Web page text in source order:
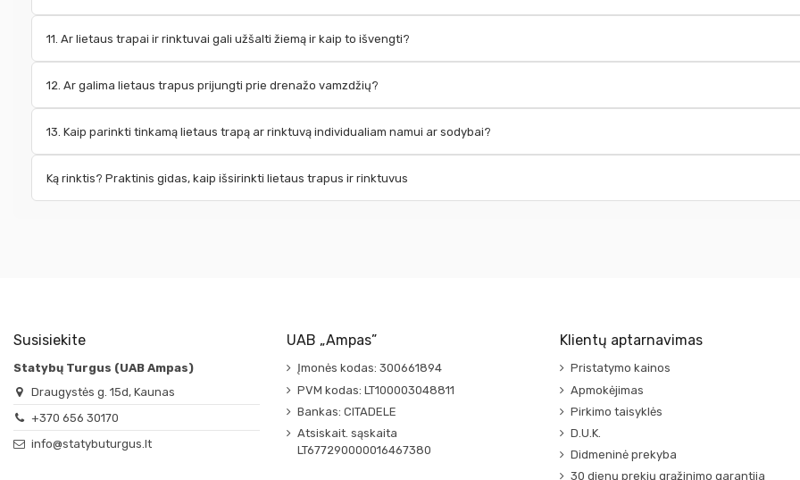
11. Ar lietaus trapai ir rinktuvai gali užšalti žiemą ir kaip to išvengti?
12. Ar galima lietaus trapus prijungti prie drenažo vamzdžių?
13. Kaip parinkti tinkamą lietaus trapą ar rinktuvą individualiam namui ar sodybai?
Ką rinktis? Praktinis gidas, kaip išsirinkti lietaus trapus ir rinktuvus
Susisiekite
Statybų Turgus (UAB Ampas)
Draugystės g. 15d, Kaunas
+370 656 30170
info@statybuturgus.lt
UAB „Ampas”
Įmonės kodas: 300661894
PVM kodas: LT100003048811
Bankas: CITADELE
Atsiskait. sąskaita
LT677290000016467380
Klientų aptarnavimas
Pristatymo kainos
Apmokėjimas
Pirkimo taisyklės
D.U.K.
Didmeninė prekyba
30 dienų prekių grąžinimo garantija